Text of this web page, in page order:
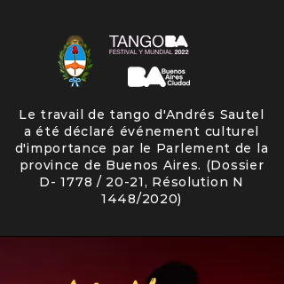
Le travail de tango d'Andrés Sautel
a été déclaré événement culturel
d'importance par le Parlement de la
province de Buenos Aires. (Dossier
D- 1778 / 20-21, Résolution N
1448/2020)